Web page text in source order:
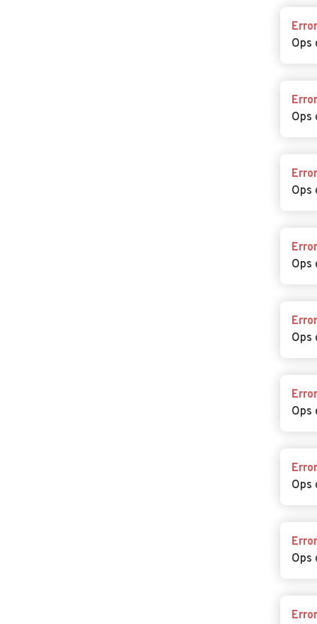
Error
Ops
Error
Ops
Error
Ops
Error
Ops
Error
Ops
Error
Ops
Error
Ops
Error
Ops
Error